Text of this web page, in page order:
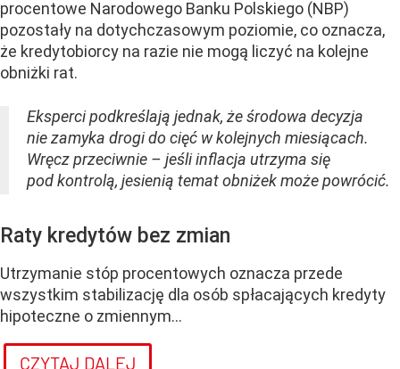
procentowe Narodowego Banku Polskiego (NBP)
pozostały na dotychczasowym poziomie, co oznacza,
że kredytobiorcy na razie nie mogą liczyć na kolejne
obniżki rat.
Eksperci podkreślają jednak, że środowa decyzja
nie zamyka drogi do cięć w kolejnych miesiącach.
Wręcz przeciwnie – jeśli inflacja utrzyma się
pod kontrolą, jesienią temat obniżek może powrócić.
Raty kredytów bez zmian
Utrzymanie stóp procentowych oznacza przede
wszystkim stabilizację dla osób spłacających kredyty
hipoteczne o zmiennym...
CZYTAJ DALEJ